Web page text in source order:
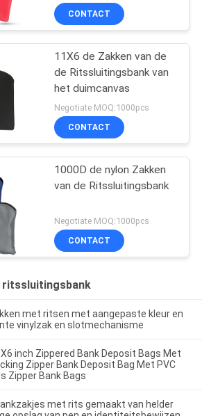
CONTACT
11X6 de Zakken van de
de Ritssluitingsbank van
het duimcanvas
Negotiate MOQ:1000pcs
CONTACT
1000D de nylon Zakken
van de Ritssluitingsbank
Negotiate MOQ:1000pcs
CONTACT
ritssluitingsbank
met ritsen met aangepaste kleur en
vinylzak en slotmechanisme
inch Zippered Bank Deposit Bags Met
Zipper Bank Deposit Bag Met PVC
Zipper Bank Bags
met rits gemaakt van helder